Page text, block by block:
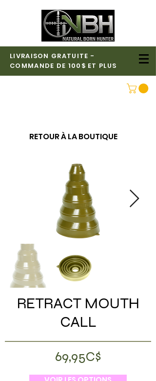
LIVRAISON GRATUITE -
COMMANDE DE 100$ ET PLUS
RETOUR À LA BOUTIQUE
RETRACT MOUTH
CALL
69,95C$